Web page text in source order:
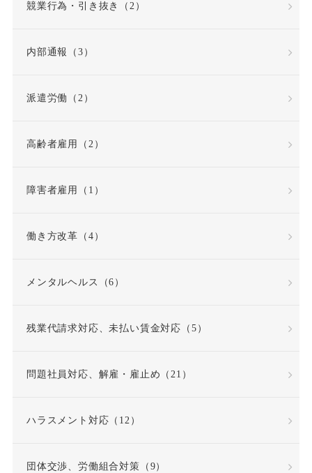
競業行為・引き抜き（2）
内部通報（3）
派遣労働（2）
高齢者雇用（2）
障害者雇用（1）
働き方改革（4）
メンタルヘルス（6）
残業代請求対応、未払い賃金対応（5）
問題社員対応、解雇・雇止め（21）
ハラスメント対応（12）
団体交渉、労働組合対策（9）